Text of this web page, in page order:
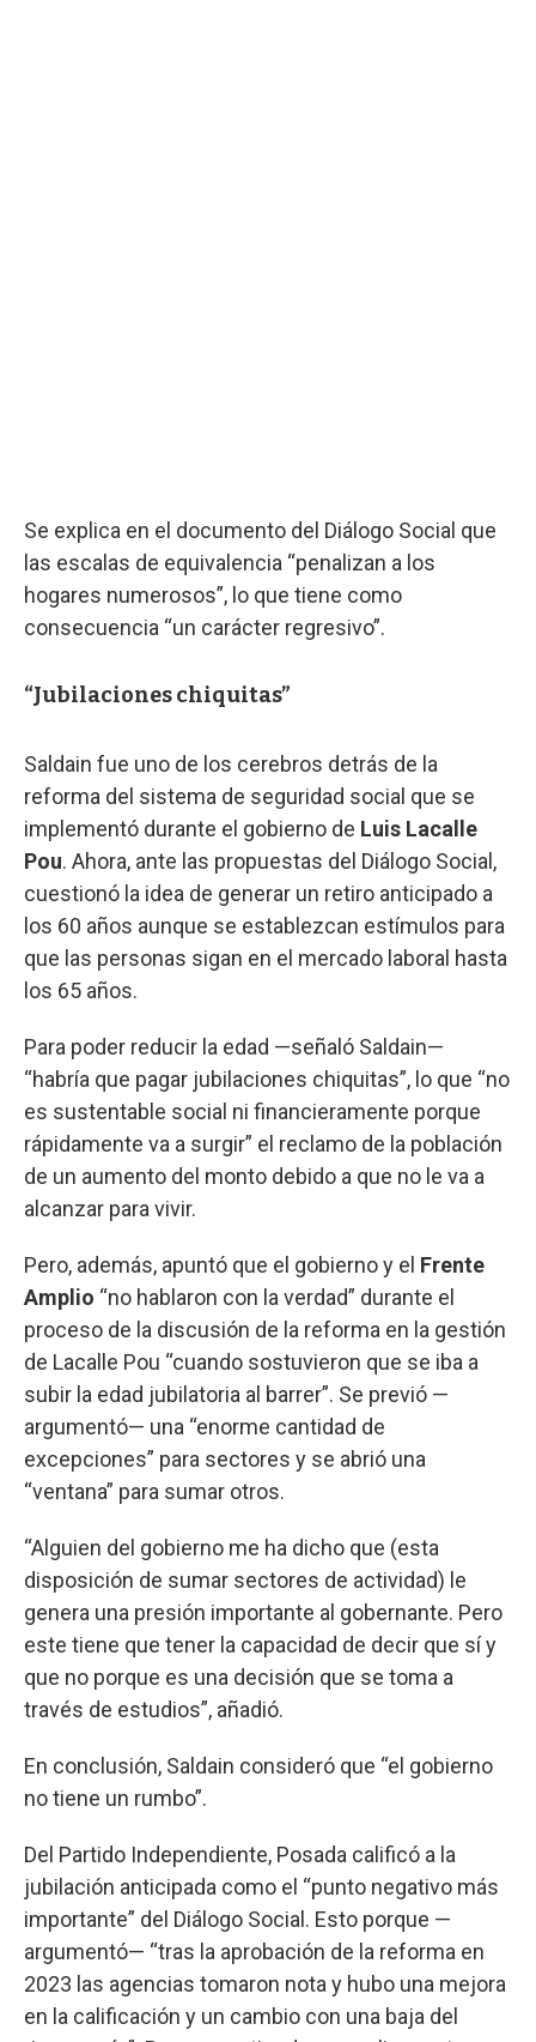
Se explica en el documento del Diálogo Social que
las escalas de equivalencia “penalizan a los
hogares numerosos”, lo que tiene como
consecuencia “un carácter regresivo”.
“Jubilaciones chiquitas”
Saldain fue uno de los cerebros detrás de la
reforma del sistema de seguridad social que se
implementó durante el gobierno de Luis Lacalle
Pou. Ahora, ante las propuestas del Diálogo Social,
cuestionó la idea de generar un retiro anticipado a
los 60 años aunque se establezcan estímulos para
que las personas sigan en el mercado laboral hasta
los 65 años.
Para poder reducir la edad —señaló Saldain—
“habría que pagar jubilaciones chiquitas”, lo que “no
es sustentable social ni financieramente porque
rápidamente va a surgir” el reclamo de la población
de un aumento del monto debido a que no le va a
alcanzar para vivir.
Pero, además, apuntó que el gobierno y el Frente
Amplio “no hablaron con la verdad” durante el
proceso de la discusión de la reforma en la gestión
de Lacalle Pou “cuando sostuvieron que se iba a
subir la edad jubilatoria al barrer”. Se previó —
argumentó— una “enorme cantidad de
excepciones” para sectores y se abrió una
“ventana” para sumar otros.
“Alguien del gobierno me ha dicho que (esta
disposición de sumar sectores de actividad) le
genera una presión importante al gobernante. Pero
este tiene que tener la capacidad de decir que sí y
que no porque es una decisión que se toma a
través de estudios”, añadió.
En conclusión, Saldain consideró que “el gobierno
no tiene un rumbo”.
Del Partido Independiente, Posada calificó a la
jubilación anticipada como el “punto negativo más
importante” del Diálogo Social. Esto porque —
argumentó— “tras la aprobación de la reforma en
2023 las agencias tomaron nota y hubo una mejora
en la calificación y un cambio con una baja del